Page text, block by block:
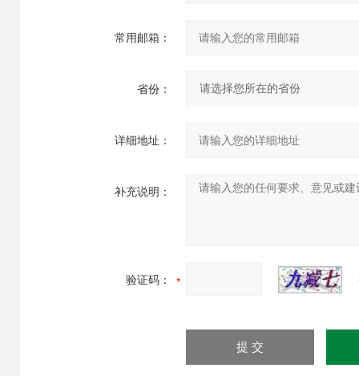
常用邮箱：
省份：
详细地址：
补充说明：
验证码：